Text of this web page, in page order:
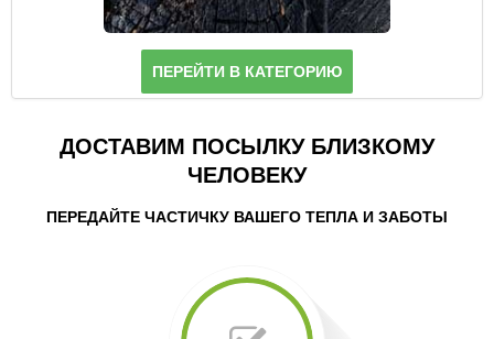
ПЕРЕЙТИ В КАТЕГОРИЮ
ДОСТАВИМ ПОСЫЛКУ БЛИЗКОМУ
ЧЕЛОВЕКУ
ПЕРЕДАЙТЕ ЧАСТИЧКУ ВАШЕГО ТЕПЛА И ЗАБОТЫ